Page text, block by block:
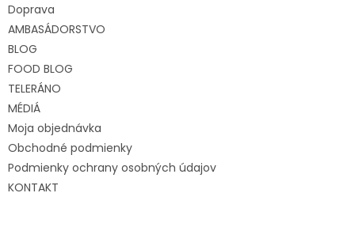
Doprava
AMBASÁDORSTVO
BLOG
FOOD BLOG
TELERÁNO
MÉDIÁ
Moja objednávka
Obchodné podmienky
Podmienky ochrany osobných údajov
KONTAKT